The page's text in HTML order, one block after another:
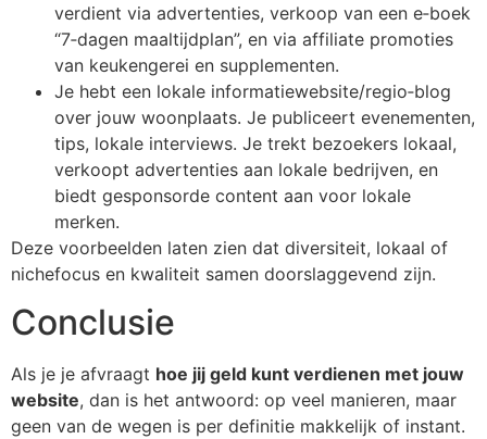
verdient via advertenties, verkoop van een e‑boek
“7‑dagen maaltijdplan”, en via affiliate promoties
van keukengerei en supplementen.
Je hebt een lokale informatiewebsite/regio‑blog
over jouw woonplaats. Je publiceert evenementen,
tips, lokale interviews. Je trekt bezoekers lokaal,
verkoopt advertenties aan lokale bedrijven, en
biedt gesponsorde content aan voor lokale
merken.
Deze voorbeelden laten zien dat diversiteit, lokaal of
nichefocus en kwaliteit samen doorslaggevend zijn.
Conclusie
Als je je afvraagt hoe jij geld kunt verdienen met jouw
website, dan is het antwoord: op veel manieren, maar
geen van de wegen is per definitie makkelijk of instant.